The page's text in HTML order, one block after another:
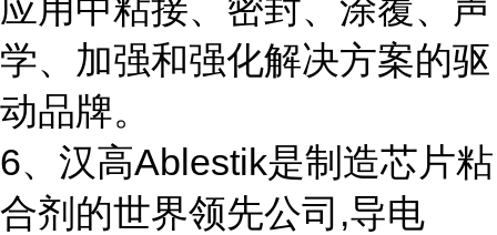
应用中粘接、密封、涂覆、声
学、加强和强化解决方案的驱
动品牌。
6、汉高Ablestik是制造芯片粘
合剂的世界领先公司,导电